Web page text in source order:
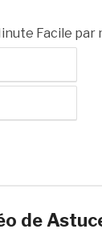
Facile par
de